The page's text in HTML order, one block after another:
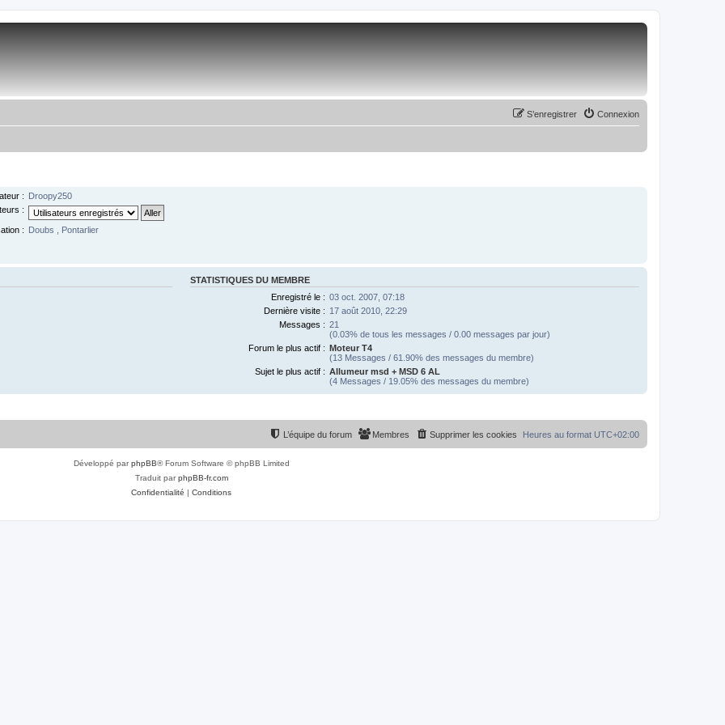
Connexion
S’enregistrer
: Droopy250
:
: Doubs , Pontarlier
STATISTIQUES DU MEMBRE
Enregistré le : 03 oct. 2007, 07:18
Dernière visite : 17 août 2010, 22:29
Messages : 21
(0.03% de tous les messages / 0.00 messages par jour)
Forum le plus actif : Moteur T4
(13 Messages / 61.90% des messages du membre)
Sujet le plus actif : Allumeur msd + MSD 6 AL
(4 Messages / 19.05% des messages du membre)
Heures au format UTC+02:00
Supprimer les cookies
Membres
L’équipe du forum
Développé parphpBB® Forum Software © phpBB Limited
Traduit parphpBB-fr.com
Confidentialité | Conditions